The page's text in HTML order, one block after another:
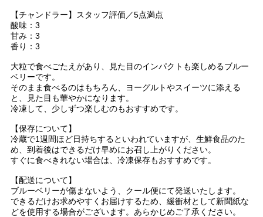
【チャンドラー】スタッフ評価／5点満点
酸味：3
甘み：3
香り：3
大粒で食べごたえがあり、見た目のインパクトも楽しめるブルー
ベリーです。
そのまま食べるのはもちろん、ヨーグルトやスイーツに添える
と、見た目も華やかになります。
冷凍して、少しずつ楽しむのもおすすめです。
【保存について】
冷蔵で1週間ほど日持ちするといわれていますが、生鮮食品のた
め、到着後はできるだけ早めにお召し上がりください。
すぐに食べきれない場合は、冷凍保存もおすすめです。
【配送について】
ブルーベリーが傷まないよう、クール便にて発送いたします。
できるだけお求めやすくお届けするため、緩衝材として新聞紙な
どを使用する場合がございます。あらかじめご了承ください。